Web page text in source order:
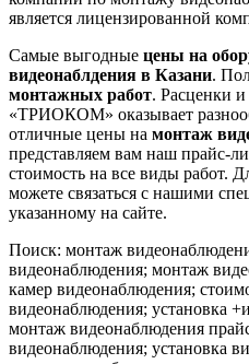
является лицензированной
Самые выгодные цены на
видеонаблдения в Казани.
монтажных работ. Расценки
«ТРИОКОМ» оказывает
отличные цены на монтаж
представляем вам наш прайс-
стоимость на все виды работ.
можете связаться с нашими
указанному на сайте.
Поиск: монтаж
видеонаблюдения; монтаж
камер видеонаблюдения;
видеонаблюдения; установка
монтаж видеонаблюдения
видеонаблюдения; установка